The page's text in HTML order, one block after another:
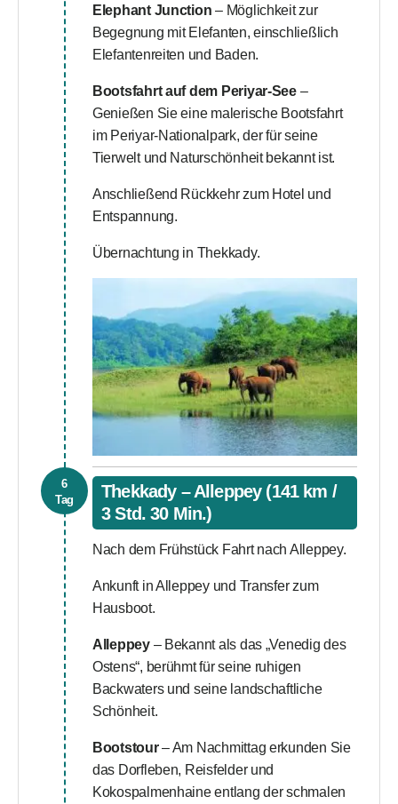
Elephant Junction – Möglichkeit zur
Begegnung mit Elefanten, einschließlich
Elefantenreiten und Baden.
Bootsfahrt auf dem Periyar-See–
Genießen Sie eine malerische Bootsfahrt
im Periyar-Nationalpark, der für seine
Tierwelt und Naturschönheit bekannt ist.
Anschließend Rückkehr zum Hotel und
Entspannung.
Übernachtung in Thekkady.
6
Tag
Thekkady – Alleppey (141 km /
3 Std. 30 Min.)
Nach dem Frühstück Fahrt nach Alleppey.
Ankunft in Alleppey und Transfer zum
Hausboot.
Alleppey– Bekannt als das „Venedig des
Ostens“, berühmt für seine ruhigen
Backwaters und seine landschaftliche
Schönheit.
Bootstour– Am Nachmittag erkunden Sie
das Dorfleben, Reisfelder und
Kokospalmenhaine entlang der schmalen